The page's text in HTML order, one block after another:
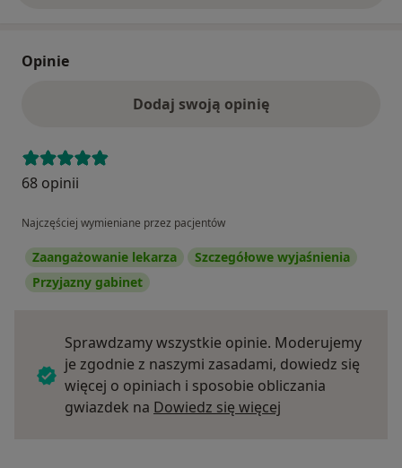
Opinie
Dodaj swoją opinię
68 opinii
Najczęściej wymieniane przez pacjentów
Zaangażowanie lekarza
Szczegółowe wyjaśnienia
Przyjazny gabinet
Sprawdzamy wszystkie opinie. Moderujemy
je zgodnie z naszymi zasadami, dowiedz się
więcej o opiniach i sposobie obliczania
gwiazdek na Dowiedz się więcej